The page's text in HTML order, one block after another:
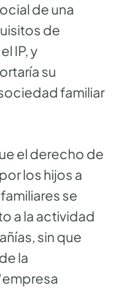
de una
de
IP, y
su
familiar
el derecho de
los hijos a
se
a la actividad
sin que
la